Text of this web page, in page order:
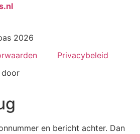
2026
Privacybeleid
door
en bericht achter. Dan